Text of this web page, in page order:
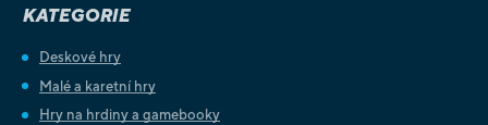
KATEGORIE
Deskové hry
Malé a karetní hry
Hry na hrdiny a gamebooky